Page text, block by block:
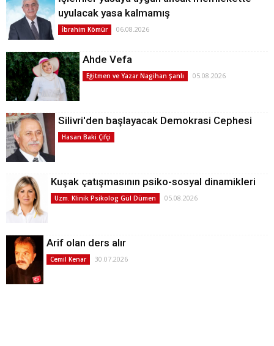
uyulacak yasa kalmamış
İbrahim Kömür 06.08.2026
Ahde Vefa
Eğitmen ve Yazar Nagihan Şanlı 05.08.2026
Silivri'den başlayacak Demokrasi Cephesi
Hasan Baki Çifçi
Kuşak çatışmasının psiko-sosyal dinamikleri
Uzm. Klinik Psikolog Gül Dümen 05.08.2026
Arif olan ders alır
Cemil Kenar 30.07.2026